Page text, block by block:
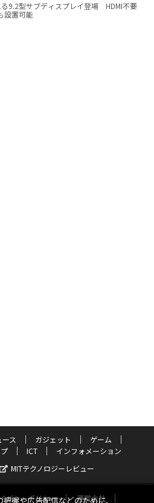
る9.2型サブディスプレイ登場 HDMI不要
設置可能
ース ガジェット
ゲーム
ICT
インフォメーション
MITテクノロジーレビュー
バシーポリシー 運営会社
握や広告配信などのために、